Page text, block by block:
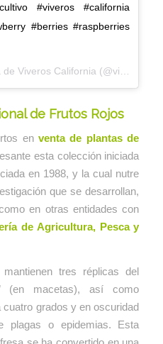
#viveros #california
#berries #raspberries
de Viveros California (@viveroscalifornia) el
de Frutos Rojos
en venta de plantas de
esta colección iniciada
en 1988, y la cual nutre
que se desarrollan,
en otras entidades con
de Agricultura, Pesca y
tres réplicas del
(en macetas), así como
cuatro grados y en oscuridad
plagas o epidemias. Esta